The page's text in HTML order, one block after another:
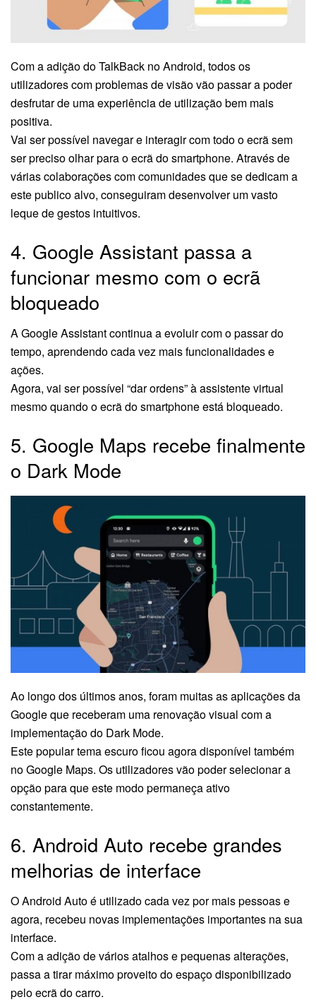
Com a adição do TalkBack no Android, todos os
utilizadores com problemas de visão vão passar a poder
desfrutar de uma experiência de utilização bem mais
positiva.
Vai ser possível navegar e interagir com todo o ecrã sem
ser preciso olhar para o ecrã do smartphone. Através de
várias colaborações com comunidades que se dedicam a
este publico alvo, conseguiram desenvolver um vasto
leque de gestos intuitivos.
4. Google Assistant passa a
funcionar mesmo com o ecrã
bloqueado
A Google Assistant continua a evoluir com o passar do
tempo, aprendendo cada vez mais funcionalidades e
ações.
Agora, vai ser possível “dar ordens” à assistente virtual
mesmo quando o ecrã do smartphone está bloqueado.
5. Google Maps recebe finalmente
o Dark Mode
Ao longo dos últimos anos, foram muitas as aplicações da
Google que receberam uma renovação visual com a
implementação do Dark Mode.
Este popular tema escuro ficou agora disponível também
no Google Maps. Os utilizadores vão poder selecionar a
opção para que este modo permaneça ativo
constantemente.
6. Android Auto recebe grandes
melhorias de interface
O Android Auto é utilizado cada vez por mais pessoas e
agora, recebeu novas implementações importantes na sua
interface.
Com a adição de vários atalhos e pequenas alterações,
passa a tirar máximo proveito do espaço disponibilizado
pelo ecrã do carro.